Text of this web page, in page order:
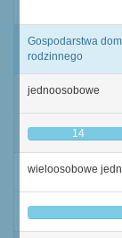
Gospodarstwa
rodzinnego
jednoosobowe
14
wieloosobowe